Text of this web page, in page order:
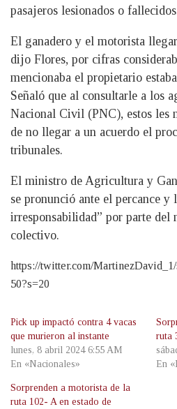
pasajeros lesionados o
El ganadero y el motorista
dijo Flores, por cifras
mencionaba el propietario
Señaló que al consultarle a los
Nacional Civil (PNC), estos les
de no llegar a un acuerdo el
tribunales.
El ministro de Agricultura y
se pronunció ante el percance y
irresponsabilidad” por parte del
colectivo.
https://twitter.com/MartinezDavid_1/
50?s=20
Pick up impactó contra 4 vacas
que murieron al instante
lunes, 8 abril 2024 6:55 AM
En «Nacionales»
ruta
En
Sorprenden a motorista de la
ruta 102- A en estado de